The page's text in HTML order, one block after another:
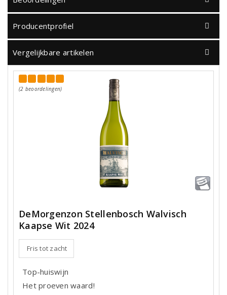
Producentprofiel
Vergelijkbare artikelen
(2 beoordelingen)
DeMorgenzon Stellenbosch Walvisch
Kaapse Wit 2024
Fris tot zacht
Top-huiswijn
Het proeven waard!